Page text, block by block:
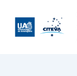
contenido